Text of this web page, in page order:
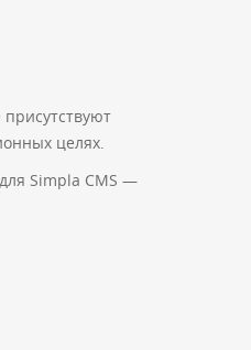
целях.
Simpla CMS —